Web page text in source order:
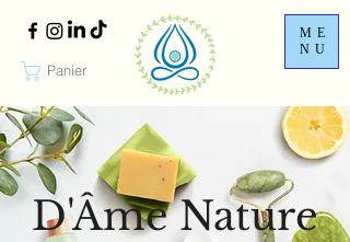
Panier
ME
NU
D'Âme Nature